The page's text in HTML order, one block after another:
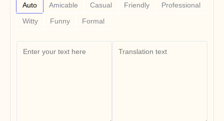
Auto Amicable Casual Friendly
Professional
Witty
Funny Formal
TOEPASSINGEN
Productmarketing
Voorverkoop
Klantensucces
Training